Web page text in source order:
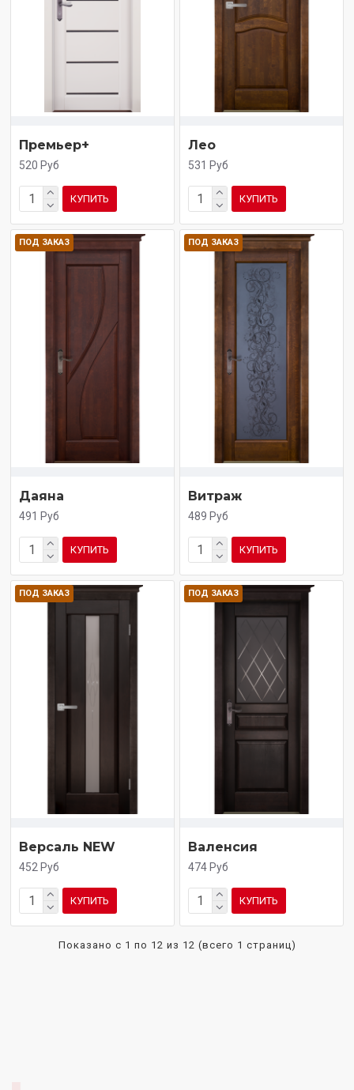
Премьер+
520 Руб
КУПИТЬ
Лео
531 Руб
КУПИТЬ
ПОД ЗАКАЗ
Даяна
491 Руб
КУПИТЬ
ПОД ЗАКАЗ
Витраж
489 Руб
КУПИТЬ
ПОД ЗАКАЗ
Версаль NEW
452 Руб
КУПИТЬ
ПОД ЗАКАЗ
Валенсия
474 Руб
КУПИТЬ
Показано с 1 по 12 из 12 (всего 1 страниц)